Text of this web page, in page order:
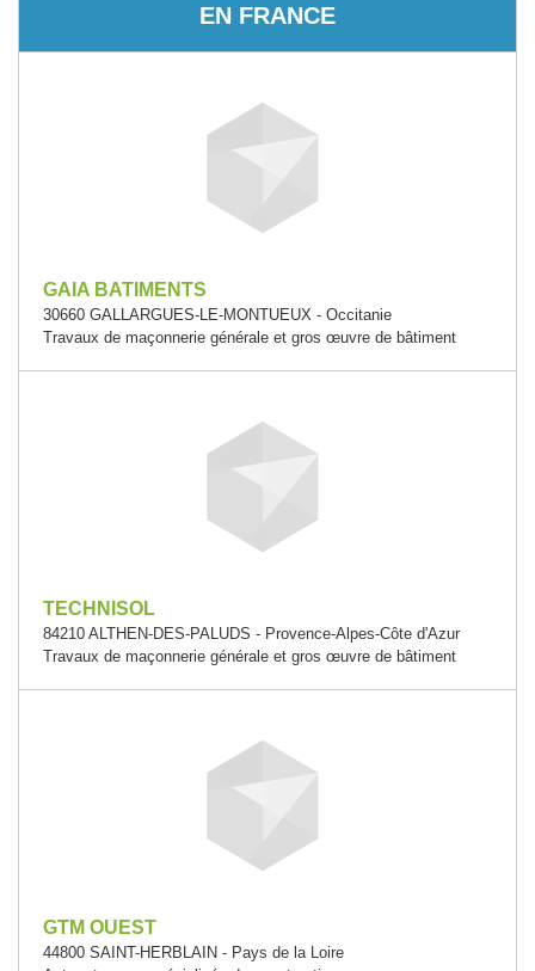
EN FRANCE
GAIA BATIMENTS
30660 GALLARGUES-LE-MONTUEUX - Occitanie
Travaux de maçonnerie générale et gros œuvre de bâtiment
TECHNISOL
84210 ALTHEN-DES-PALUDS - Provence-Alpes-Côte d'Azur
Travaux de maçonnerie générale et gros œuvre de bâtiment
GTM OUEST
44800 SAINT-HERBLAIN - Pays de la Loire